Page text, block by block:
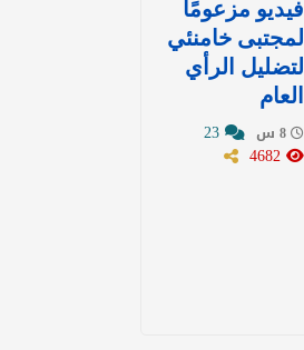
فيديو مزعومًا
لمجتبى خامنئي
لتضليل الرأي
العام